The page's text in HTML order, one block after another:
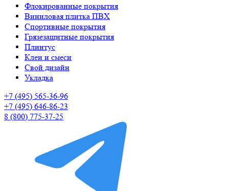
Флокированные покрытия
Виниловая плитка ПВХ
Спортивные покрытия
Грязезащитные покрытия
Плинтус
Клеи и смеси
Свой дизайн
Укладка
+7 (495) 565-36-96
+7 (495) 646-86-23
8 (800) 775-37-25